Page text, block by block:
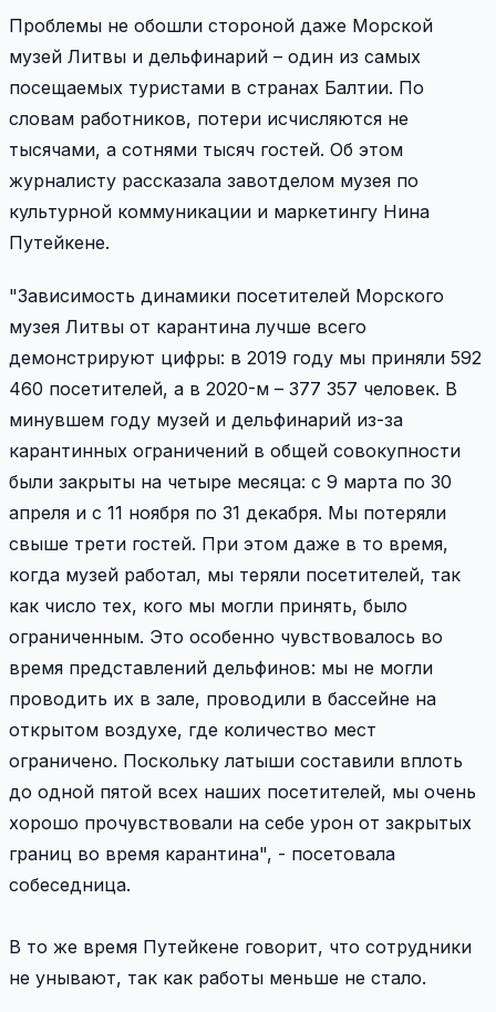
Проблемы не обошли стороной даже Морской
музей Литвы и дельфинарий – один из самых
посещаемых туристами в странах Балтии. По
словам работников, потери исчисляются не
тысячами, а сотнями тысяч гостей. Об этом
журналисту рассказала завотделом музея по
культурной коммуникации и маркетингу Нина
Путейкене.
"Зависимость динамики посетителей Морского
музея Литвы от карантина лучше всего
демонстрируют цифры: в 2019 году мы приняли 592
460 посетителей, а в 2020-м – 377 357 человек. В
минувшем году музей и дельфинарий из-за
карантинных ограничений в общей совокупности
были закрыты на четыре месяца: с 9 марта по 30
апреля и с 11 ноября по 31 декабря. Мы потеряли
свыше трети гостей. При этом даже в то время,
когда музей работал, мы теряли посетителей, так
как число тех, кого мы могли принять, было
ограниченным. Это особенно чувствовалось во
время представлений дельфинов: мы не могли
проводить их в зале, проводили в бассейне на
открытом воздухе, где количество мест
ограничено. Поскольку латыши составили вплоть
до одной пятой всех наших посетителей, мы очень
хорошо прочувствовали на себе урон от закрытых
границ во время карантина", - посетовала
собеседница.
В то же время Путейкене говорит, что сотрудники
не унывают, так как работы меньше не стало.